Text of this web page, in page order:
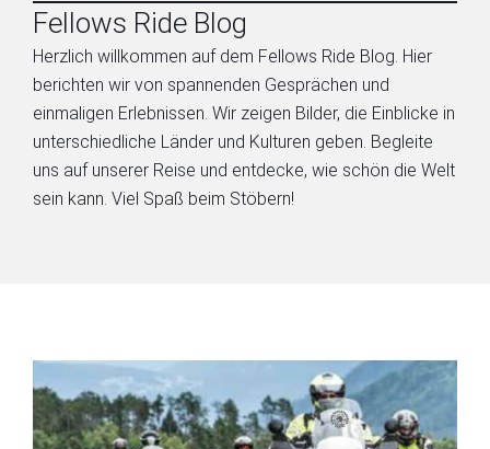
Fellows Ride Blog
Herzlich willkommen auf dem Fellows Ride Blog. Hier
berichten wir von spannenden Gesprächen und
einmaligen Erlebnissen. Wir zeigen Bilder, die Einblicke in
unterschiedliche Länder und Kulturen geben. Begleite
uns auf unserer Reise und entdecke, wie schön die Welt
sein kann. Viel Spaß beim Stöbern!